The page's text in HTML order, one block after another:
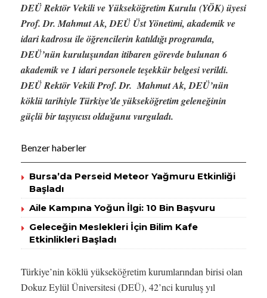
DEÜ Rektör Vekili ve Yükseköğretim Kurulu (YÖK) üyesi
Prof. Dr. Mahmut Ak, DEÜ Üst Yönetimi, akademik ve
idari kadrosu ile öğrencilerin katıldığı programda,
DEÜ’nün kuruluşundan itibaren görevde bulunan 6
akademik ve 1 idari personele teşekkür belgesi verildi.
DEÜ Rektör Vekili Prof. Dr. Mahmut Ak, DEÜ’nün
köklü tarihiyle Türkiye’de yükseköğretim geleneğinin
güçlü bir taşıyıcısı olduğunu vurguladı.
Benzer haberler
Bursa’da Perseid Meteor Yağmuru Etkinliği
Başladı
Aile Kampına Yoğun İlgi: 10 Bin Başvuru
Geleceğin Meslekleri İçin Bilim Kafe
Etkinlikleri Başladı
Türkiye’nin köklü yükseköğretim kurumlarından birisi olan
Dokuz Eylül Üniversitesi (DEÜ), 42’nci kuruluş yıl